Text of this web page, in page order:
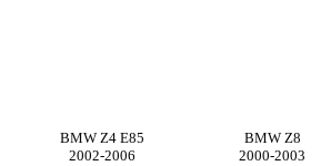
BMW Z4 E85
2002-2006
BMW Z8
2000-2003